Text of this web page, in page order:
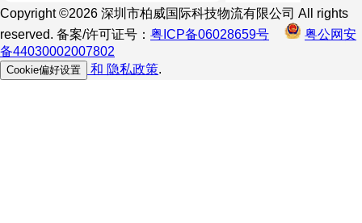
Copyright ©2026 深圳市柏威国际科技物流有限公司 All rights
reserved. 备案/许可证号： 粤ICP备06028659号
粤公网安
备44030002007802
Cookie偏好设置 和 隐私政策.